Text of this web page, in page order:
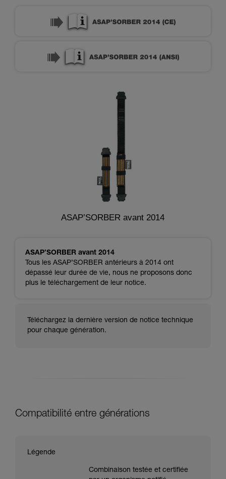
ASAP’SORBER avant 2014
ASAP’SORBER avant 2014
Tous les ASAP’SORBER antérieurs à 2014 ont
dépassé leur durée de vie, nous ne proposons donc
plus le téléchargement de leur notice.
Téléchargez la dernière version de notice technique
pour chaque génération.
Compatibilité entre générations
Légende
Combinaison testée et certifiée